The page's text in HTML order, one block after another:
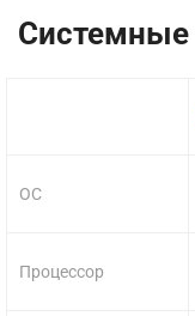
Системные
ОС
Процессор